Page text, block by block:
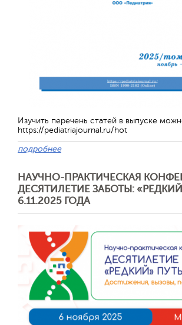
Изучить перечень статей в выпуске
https://pediatriajournal.ru/hot
подробнее
НАУЧНО-ПРАКТИЧЕСКАЯ
ДЕСЯТИЛЕТИЕ ЗАБОТЫ:
6.11.2025 ГОДА